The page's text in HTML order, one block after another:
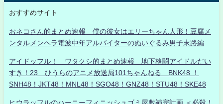
おすすめサイト
おネコさん的まとめ速報 僕の彼女はエリーちゃん人形！豆腐メ
ンタルメンヘラ電波中年アルバイターのぬいぐるみ男子末路編
アイドッフル！ ワタクシ的まとめ速報 地下格闘アイドルだい
すき！23 ひうらのアニメ放送局101ちゃんねる BNK48 ！
SNH48！JKT48！MNL48！SGO48！GNZ48！STU48！SKE48